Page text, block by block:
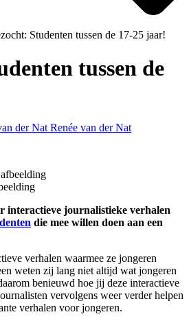
Studenten tussen de 17-25 jaar!
tussen de
Renée van der Nat
interactieve journalistieke verhalen
die mee willen doen aan een
verhalen waarmee ze jongeren
weten zij lang niet altijd wat jongeren
benieuwd hoe jij deze interactieve
vervolgens weer verder helpen
verhalen voor jongeren.